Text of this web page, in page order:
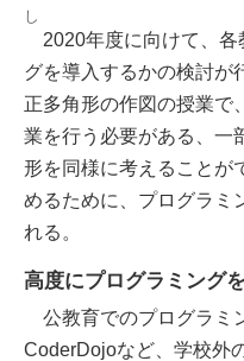
し
2020年度に向けて、各
グを導入するかの検討が
正多角形の作図の授業で
業を行う必要がある、一
形を同様に考えることが
めるために、プログラミ
れる。
高度にプログラミング
公教育でのプログラミ
CoderDojoなど、学校外